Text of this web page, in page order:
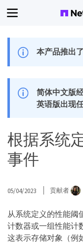
本产品推出
简体中文版
英语版出现
根据系统
事件
05/04/2023 贡献者
从系统定义的性能阈
计数器或一组性能计
这表示存储对象（例